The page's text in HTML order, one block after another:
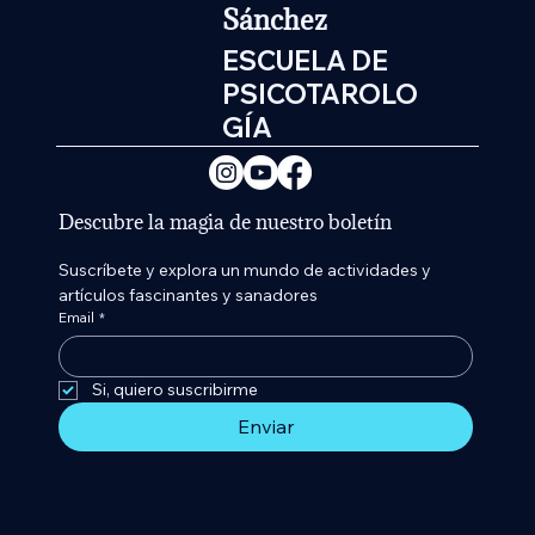
Descubre la magia de nuestro boletín
Suscríbete y explora un mundo de actividades y
artículos fascinantes y sanadores
Email *
Enviar
Sánchez
ESCUELA DE
PSICOTAROLO
GÍA